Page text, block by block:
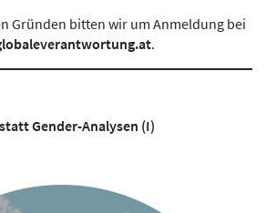
Gründen bitten wir um Anmeldung bei
.
Gender-Analysen (I)